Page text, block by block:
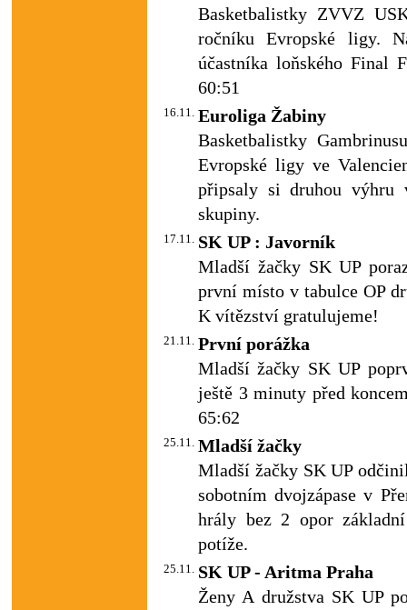
Basketbalistky ZVVZ
ročníku Evropské ligy.
účastníka loňského Final
60:51
16.11. Euroliga Žabiny
Basketbalistky
Evropské ligy ve
připsaly si druhou výhru
skupiny.
17.11. SK UP : Javorník
Mladší žačky SK UP
první místo v tabulce OP
K vítězství gratulujeme!
21.11. První porážka
Mladší žačky SK UP
ještě 3 minuty před
65:62
25.11. Mladší žačky
Mladší žačky SK UP
sobotním dvojzápase v
hrály bez 2 opor
potíže.
25.11. SK UP - Aritma Praha
Ženy A družstva SK UP